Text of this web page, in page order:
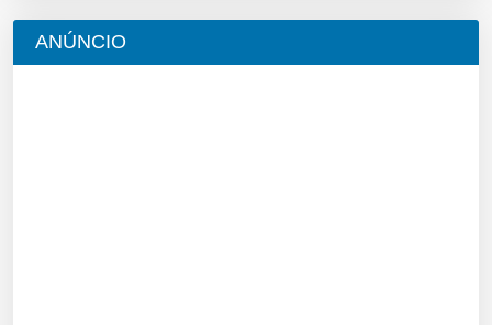
ANÚNCIO